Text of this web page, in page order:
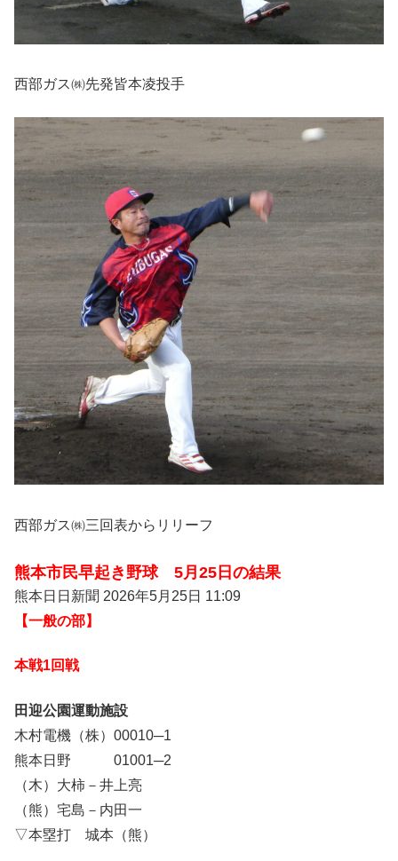
西部ガス㈱先発皆本凌投手
西部ガス㈱三回表からリリーフ
熊本市民早起き野球 5月25日の結果
熊本日日新聞 2026年5月25日 11:09
【一般の部】
本戦1回戦
田迎公園運動施設
木村電機（株）00010─1
熊本日野 01001─2
（木）大柿－井上亮
（熊）宅島－内田一
▽本塁打 城本（熊）